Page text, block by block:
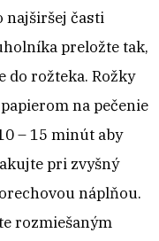
najširšej časti
preložte tak,
do rožteka. Rožky
na pečenie
– 15 minút aby
pri zvyšný
náplňou.
rozmiešaným